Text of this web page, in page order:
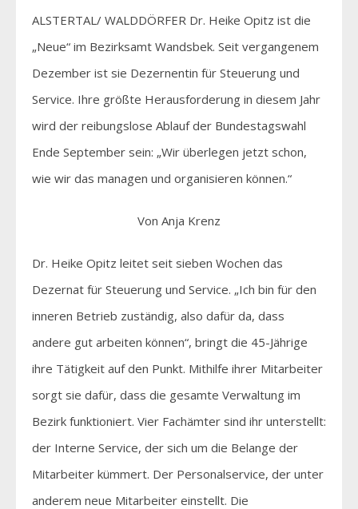
ALSTERTAL/ WALDDÖRFER Dr. Heike Opitz ist die
„Neue“ im Bezirksamt Wandsbek. Seit vergangenem
Dezember ist sie Dezernentin für Steuerung und
Service. Ihre größte Herausforderung in diesem Jahr
wird der reibungslose Ablauf der Bundestagswahl
Ende September sein: „Wir überlegen jetzt schon,
wie wir das managen und organisieren können.“
Von Anja Krenz
Dr. Heike Opitz leitet seit sieben Wochen das
Dezernat für Steuerung und Service. „Ich bin für den
inneren Betrieb zuständig, also dafür da, dass
andere gut arbeiten können“, bringt die 45-Jährige
ihre Tätigkeit auf den Punkt. Mithilfe ihrer Mitarbeiter
sorgt sie dafür, dass die gesamte Verwaltung im
Bezirk funktioniert. Vier Fachämter sind ihr unterstellt:
der Interne Service, der sich um die Belange der
Mitarbeiter kümmert. Der Personalservice, der unter
anderem neue Mitarbeiter einstellt. Die